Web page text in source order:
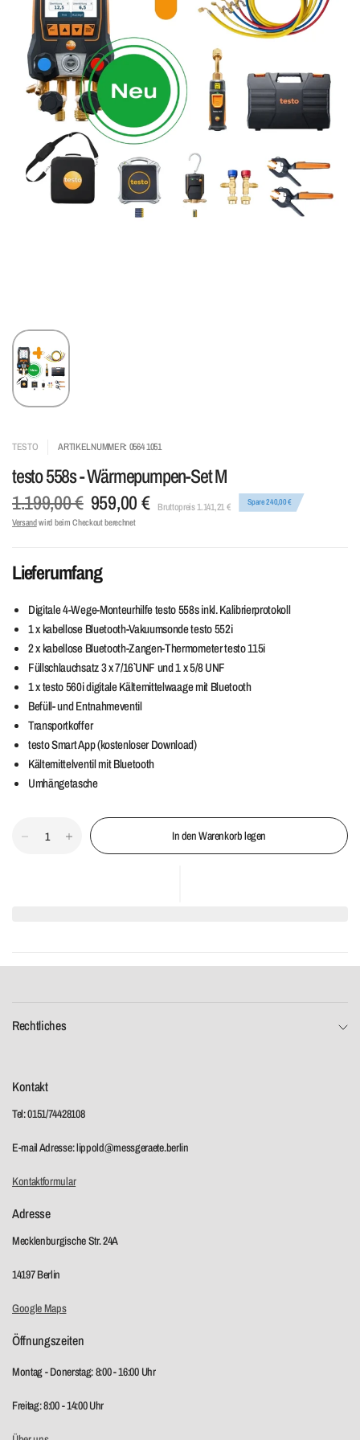
TESTO ARTIKELNUMMER: 0564 1051
testo 558s - Wärmepumpen-Set M
1.199,00 € 959,00 € Bruttopreis 1.141,21 € Spare 240,00 €
Versandwird beim Checkout berechnet
Lieferumfang
Digitale 4-Wege-Monteurhilfe testo 558s inkl. Kalibrierprotokoll
1 x kabellose Bluetooth-Vakuumsonde testo 552i
2 x kabellose Bluetooth-Zangen-Thermometer testo 115i
Füllschlauchsatz 3 x 7/16`` UNF und 1 x 5/8 UNF
1 x testo 560i digitale Kältemittelwaage mit Bluetooth
Befüll- und Entnahmeventil
Transportkoffer
testo Smart App (kostenloser Download)
Kältemittelventil mit Bluetooth
Umhängetasche
In den Warenkorb legen
Rechtliches
Kontakt
Tel: 0151/74428108
E-mail Adresse: lippold@messgeraete.berlin
Kontaktformular
Adresse
Mecklenburgische Str. 24A
14197 Berlin
Google Maps
Öffnungszeiten
Montag - Donerstag: 8:00 - 16:00 Uhr
Freitag: 8:00 - 14:00 Uhr